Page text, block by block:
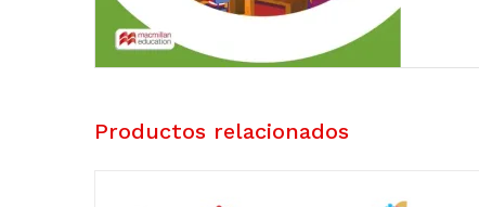
Productos relacionados